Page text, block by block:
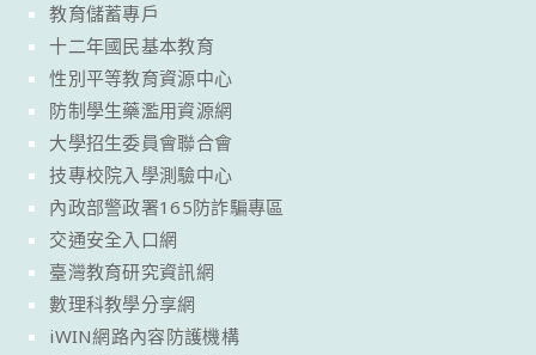
教育儲蓄專戶
十二年國民基本教育
性別平等教育資源中心
防制學生藥濫用資源網
大學招生委員會聯合會
技專校院入學測驗中心
內政部警政署165防詐騙專區
交通安全入口網
臺灣教育研究資訊網
數理科教學分享網
iWIN網路內容防護機構